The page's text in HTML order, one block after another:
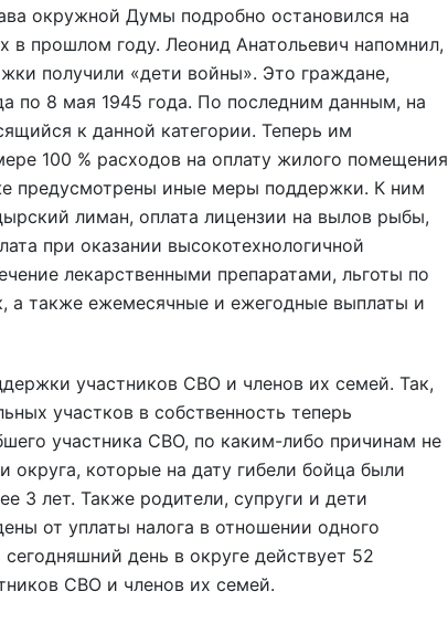
окружной Думы подробно остановился на
в прошлом году. Леонид Анатольевич напомнил,
получили «дети войны». Это граждане,
по 8 мая 1945 года. По последним данным, на
к данной категории. Теперь им
100 % расходов на оплату жилого помещения
предусмотрены иные меры поддержки. К ним
лиман, оплата лицензии на вылов рыбы,
при оказании высокотехнологичной
лекарственными препаратами, льготы по
а также ежемесячные и ежегодные выплаты и
участников СВО и членов их семей. Так,
участков в собственность теперь
участника СВО, по каким-либо причинам не
округа, которые на дату гибели бойца были
3 лет. Также родители, супруги и дети
от уплаты налога в отношении одного
день в округе действует 52
СВО и членов их семей.